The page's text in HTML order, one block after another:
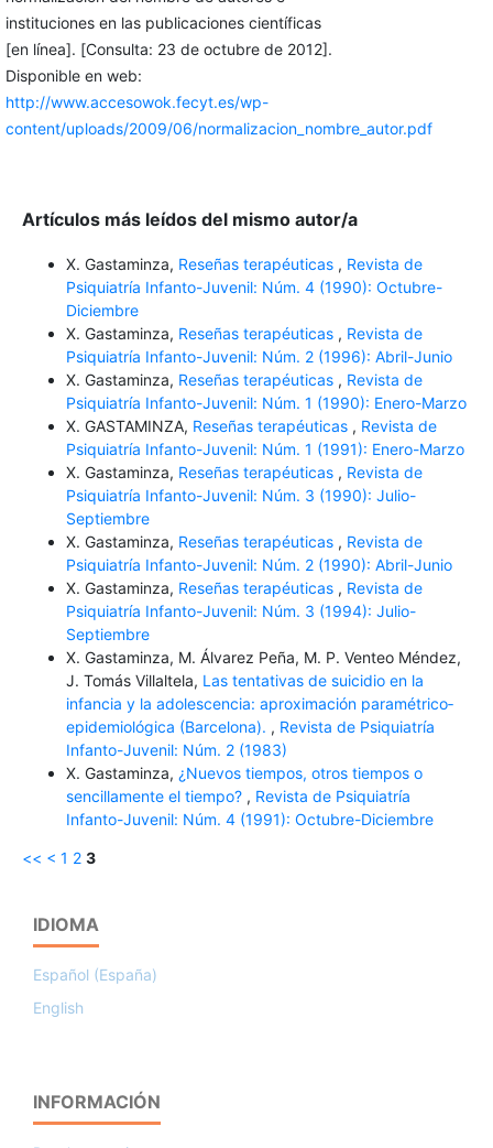
instituciones en las publicaciones científicas
[en línea]. [Consulta: 23 de octubre de 2012].
Disponible en web:
http://www.accesowok.fecyt.es/wp-
content/uploads/2009/06/normalizacion_nombre_autor.pdf
Artículos más leídos del mismo autor/a
X. Gastaminza, Reseñas terapéuticas , Revista de
Psiquiatría Infanto-Juvenil: Núm. 4 (1990): Octubre-
Diciembre
X. Gastaminza, Reseñas terapéuticas , Revista de
Psiquiatría Infanto-Juvenil: Núm. 2 (1996): Abril-Junio
X. Gastaminza, Reseñas terapéuticas , Revista de
Psiquiatría Infanto-Juvenil: Núm. 1 (1990): Enero-Marzo
X. GASTAMINZA, Reseñas terapéuticas , Revista de
Psiquiatría Infanto-Juvenil: Núm. 1 (1991): Enero-Marzo
X. Gastaminza, Reseñas terapéuticas , Revista de
Psiquiatría Infanto-Juvenil: Núm. 3 (1990): Julio-
Septiembre
X. Gastaminza, Reseñas terapéuticas , Revista de
Psiquiatría Infanto-Juvenil: Núm. 2 (1990): Abril-Junio
X. Gastaminza, Reseñas terapéuticas , Revista de
Psiquiatría Infanto-Juvenil: Núm. 3 (1994): Julio-
Septiembre
X. Gastaminza, M. Álvarez Peña, M. P. Venteo Méndez,
J. Tomás Villaltela, Las tentativas de suicidio en la
infancia y la adolescencia: aproximación paramétrico­
epidemiológica (Barcelona). , Revista de Psiquiatría
Infanto-Juvenil: Núm. 2 (1983)
X. Gastaminza, ¿Nuevos tiempos, otros tiempos o
sencillamente el tiempo? , Revista de Psiquiatría
Infanto-Juvenil: Núm. 4 (1991): Octubre-Diciembre
<< < 1 2 3
IDIOMA
Español (España)
English
INFORMACIÓN